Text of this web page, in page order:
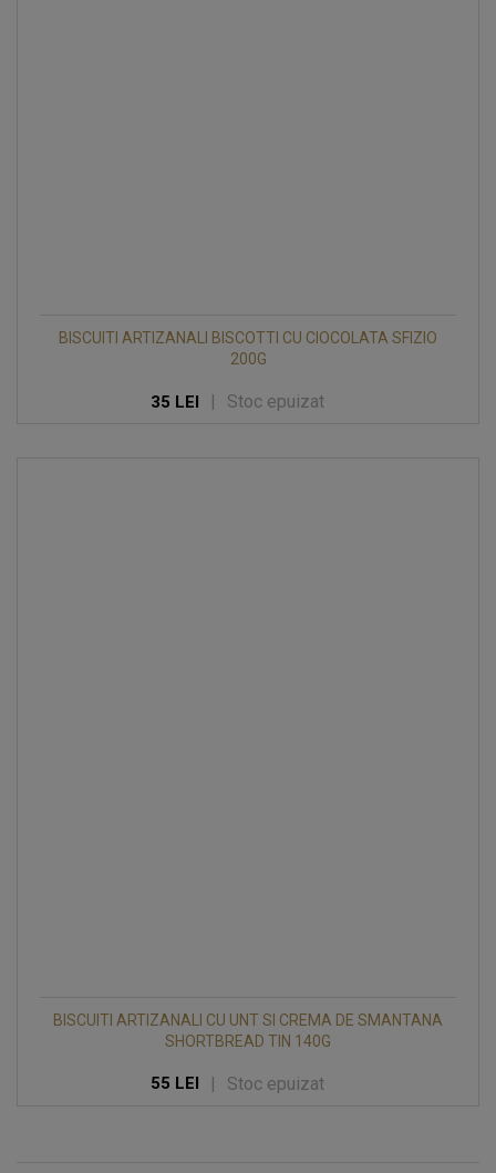
BISCUITI ARTIZANALI BISCOTTI CU CIOCOLATA SFIZIO
200G
35 LEI Stoc epuizat
BISCUITI ARTIZANALI CU UNT SI CREMA DE SMANTANA
SHORTBREAD TIN 140G
55 LEI | Stoc epuizat